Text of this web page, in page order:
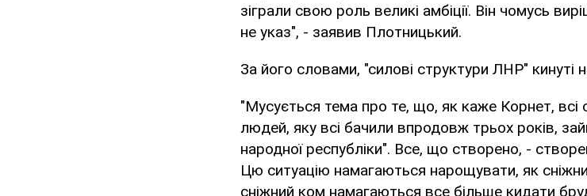
зіграли свою роль великі амбіції. Він чомусь
не указ", - заявив Плотницький.
За його словами, "силові структури ЛНР" кинуті
"Мусується тема про те, що, як каже Корнет,
людей, яку всі бачили впродовж трьох років,
народної республіки". Все, що створено, -
Цю ситуацію намагаються нарощувати, як
сніжний ком намагаються все більше кидати